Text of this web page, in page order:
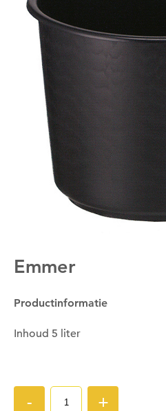
Emmer
Productinformatie
Inhoud 5 liter
- +
Om deze pagina op te
Wil je nu inloggen?